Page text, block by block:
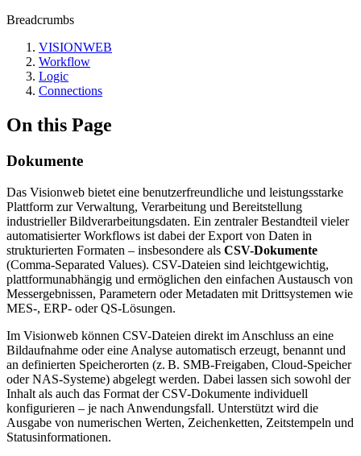
Breadcrumbs
VISIONWEB
Workflow
Logic
Connections
On this Page
Dokumente
Das Visionweb bietet eine benutzerfreundliche und leistungsstarke
Plattform zur Verwaltung, Verarbeitung und Bereitstellung
industrieller Bildverarbeitungsdaten. Ein zentraler Bestandteil vieler
automatisierter Workflows ist dabei der Export von Daten in
strukturierten Formaten – insbesondere als CSV-Dokumente
(Comma-Separated Values). CSV-Dateien sind leichtgewichtig,
plattformunabhängig und ermöglichen den einfachen Austausch von
Messergebnissen, Parametern oder Metadaten mit Drittsystemen wie
MES-, ERP- oder QS-Lösungen.
Im Visionweb können CSV-Dateien direkt im Anschluss an eine
Bildaufnahme oder eine Analyse automatisch erzeugt, benannt und
an definierten Speicherorten (z. B. SMB-Freigaben, Cloud-Speicher
oder NAS-Systeme) abgelegt werden. Dabei lassen sich sowohl der
Inhalt als auch das Format der CSV-Dokumente individuell
konfigurieren – je nach Anwendungsfall. Unterstützt wird die
Ausgabe von numerischen Werten, Zeichenketten, Zeitstempeln und
Statusinformationen.